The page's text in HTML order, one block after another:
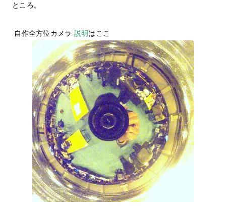
ところ。
自作全方位カメラ 説明はここ